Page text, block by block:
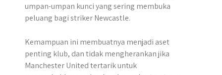
umpan-umpan kunci yang sering membuka
peluang bagi striker Newcastle.
Kemampuan ini membuatnya menjadi aset
penting klub, dan tidak mengherankan jika
Manchester United tertarik untuk